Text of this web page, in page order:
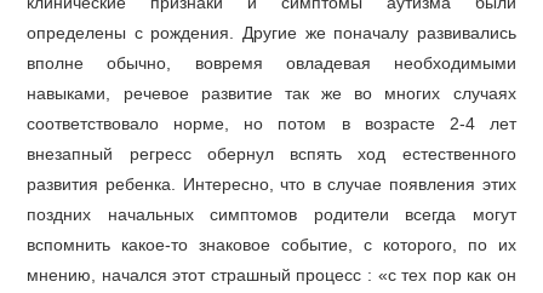
определены с рождения. Другие же поначалу развивались
вполне обычно, вовремя овладевая необходимыми
навыками, речевое развитие так же во многих случаях
соответствовало норме, но потом в возрасте 2-4 лет
внезапный регресс обернул вспять ход естественного
развития ребенка. Интересно, что в случае появления этих
поздних начальных симптомов родители всегда могут
вспомнить какое-то знаковое событие, с которого, по их
мнению, начался этот страшный процесс : «с тех пор как он